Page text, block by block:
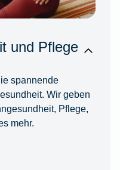
und Pflege
spannende
Wir geben
Pflege,
mehr.